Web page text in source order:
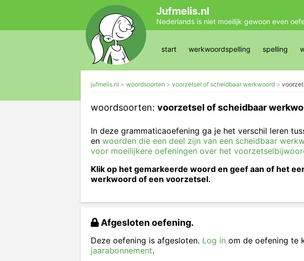
Jufmelis.nl
Nederlands is niet moeilijk gewoon even
start werkwoordspelling spelling
jufmelis.nl woordsoorten voorzetsel of scheidbaar werkwoord
woordsoorten: voorzetsel of scheidbaar
In deze grammaticaoefening ga je het verschil leren
en woorden die een deel zijn van een scheidbaar
voor moeilijkere oefeningen over het
Klik op het gemarkeerde woord en geef aan of het
werkwoord of een voorzetsel.
Afgesloten oefening.
Deze oefening is afgesloten. Log in om de oefening te
jaarabonnement.